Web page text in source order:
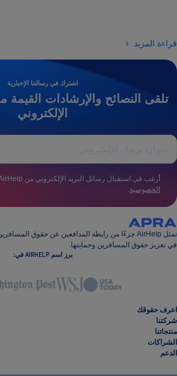
اشترك في رسالتنا الإخبارية
تلقى النصائح والإرشادات
الإلكتروني
أرغب في استقبال رسائل البريد الإلكتروني من AirHelp، وأوافق على
الخصوصية.
قراءة المزيد
في تعزيز حقوق المسافرين وحمايتها.
برز اسم AIRHELP في:
اعرف حقوقك
شركتنا
منتجاتنا
الشراكات
الدعم